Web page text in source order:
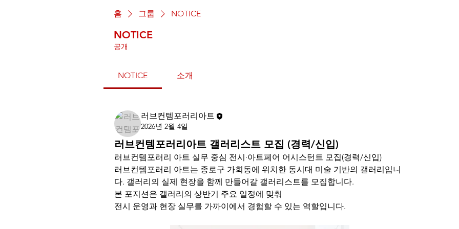
홈 그룹 NOTICE
NOTICE
공개
NOTICE 소개
러브컨템포러리아트
2026년 2월 4일
러브컨템포러리아트 갤러리스트 모집 (경력/신입)
러브컨템포러리 아트 실무 중심 전시·아트페어 어시스턴트 모집(경력/신입)
러브컨템포러리 아트는 종로구 가회동에 위치한 동시대 미술 기반의 갤러리입니
다. 갤러리의 실제 현장을 함께 만들어갈 갤러리스트를 모집합니다.
본 포지션은 갤러리의 상반기 주요 일정에 맞춰
전시 운영과 현장 실무를 가까이에서 경험할 수 있는 역할입니다.